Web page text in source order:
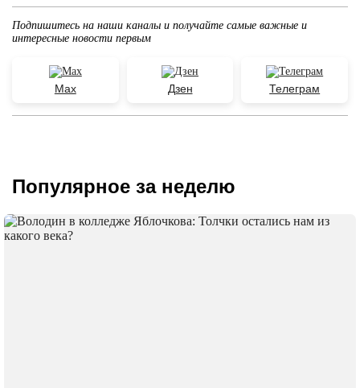
Подпишитесь на наши каналы и получайте самые важные и
интересные новости первым
Max Дзен Телеграм
Популярное за неделю